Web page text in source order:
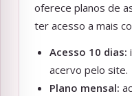
oferece planos de
ter acesso a mais
Acesso 10 dias:
acervo pelo site.
Plano mensal: